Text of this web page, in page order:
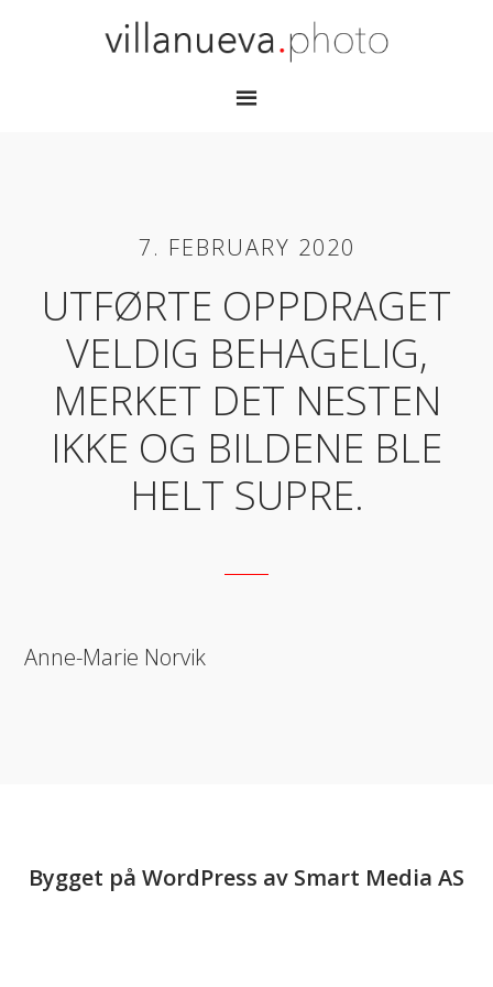
7. FEBRUARY 2020
UTFØRTE OPPDRAGET
VELDIG BEHAGELIG,
MERKET DET NESTEN
IKKE OG BILDENE BLE
HELT SUPRE.
Anne-Marie Norvik
Bygget på WordPress av Smart Media AS